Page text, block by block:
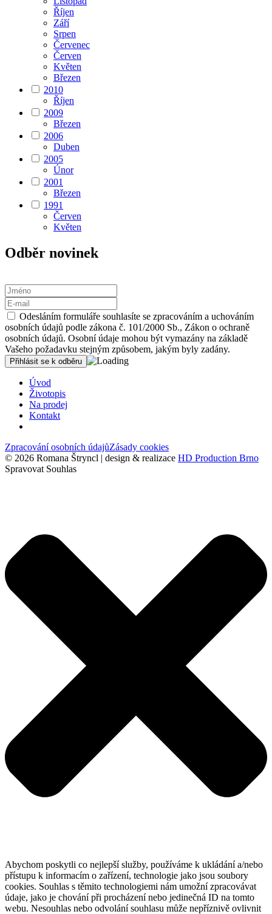
Říjen
Září
Srpen
Červenec
Červen
Květen
Březen
2010
Říjen
2009
Březen
2006
Duben
2005
Únor
2001
Březen
1991
Červen
Květen
Odběr novinek
Odesláním formuláře souhlasíte se zpracováním a uchováním
osobních údajů podle zákona č. 101/2000 Sb., Zákon o ochraně
osobních údajů. Osobní údaje mohou být vymazány na základě
Vašeho požadavku stejným způsobem, jakým byly zadány.
Úvod
Životopis
Na prodej
Kontakt
Zpracování osobních údajůZásady cookies
© 2026 Romana Štryncl | design & realizace HD Production Brno
Spravovat Souhlas
Abychom poskytli co nejlepší služby, používáme k ukládání a/nebo
přístupu k informacím o zařízení, technologie jako jsou soubory
cookies. Souhlas s těmito technologiemi nám umožní zpracovávat
údaje, jako je chování při procházení nebo jedinečná ID na tomto
webu. Nesouhlas nebo odvolání souhlasu může nepříznivě ovlivnit